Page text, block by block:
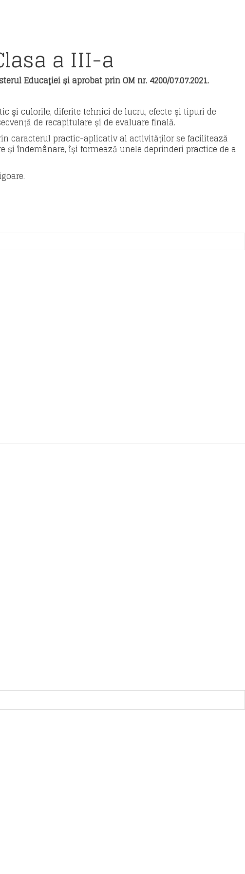
a III-a
Educaţiei și aprobat prin OM nr. 4200/07.07.2021.
şi culorile, diferite tehnici de lucru, efecte şi tipuri de
de recapitulare și de evaluare finală.
caracterul practic-aplicativ al activităților se facilitează
îndemânare, își formează unele deprinderi practice de a